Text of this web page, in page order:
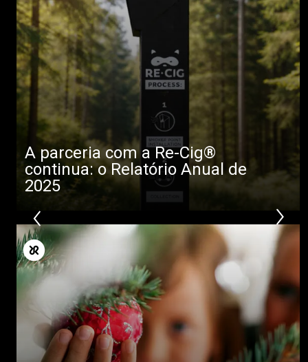
A parceria com a Re-Cig®
continua: o Relatório Anual de
2025